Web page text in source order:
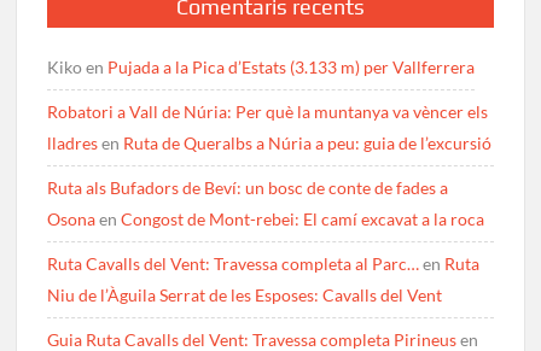
Comentaris recents
Kikoen Pujada a la Pica d’Estats (3.133 m) per Vallferrera
Robatori a Vall de Núria: Per què la muntanya va vèncer els
lladresen Ruta de Queralbs a Núria a peu: guia de l’excursió
Ruta als Bufadors de Beví: un bosc de conte de fades a
OsonaenCongost de Mont-rebei: El camí excavat a la roca
Ruta Cavalls del Vent: Travessa completa al Parc…en Ruta
Niu de l’Àguila Serrat de les Esposes: Cavalls del Vent
Guia Ruta Cavalls del Vent: Travessa completa Pirineusen